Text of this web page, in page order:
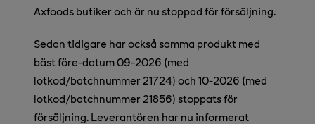
Axfoods butiker och är nu stoppad för försäljning.
Sedan tidigare har också samma produkt med
bäst före-datum 09-2026 (med
lotkod/batchnummer 21724) och 10-2026 (med
lotkod/batchnummer 21856) stoppats för
försäljning. Leverantören har nu informerat